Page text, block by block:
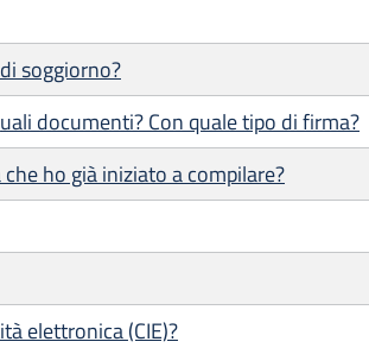
soggiorno?
documenti? Con quale tipo di firma?
ho già iniziato a compilare?
elettronica (CIE)?